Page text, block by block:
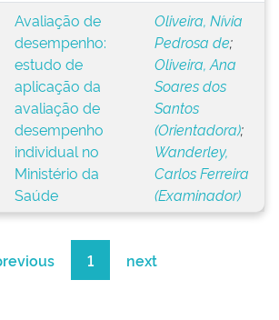
Avaliação de
desempenho:
estudo de
aplicação da
avaliação de
desempenho
individual no
Ministério da
Saúde
Oliveira, Nívia
Pedrosa de;
Oliveira, Ana
Soares dos
Santos
(Orientadora);
Wanderley,
Carlos Ferreira
(Examinador)
1 next